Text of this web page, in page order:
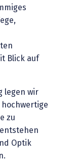
Blick auf
legen wir
zu
Optik